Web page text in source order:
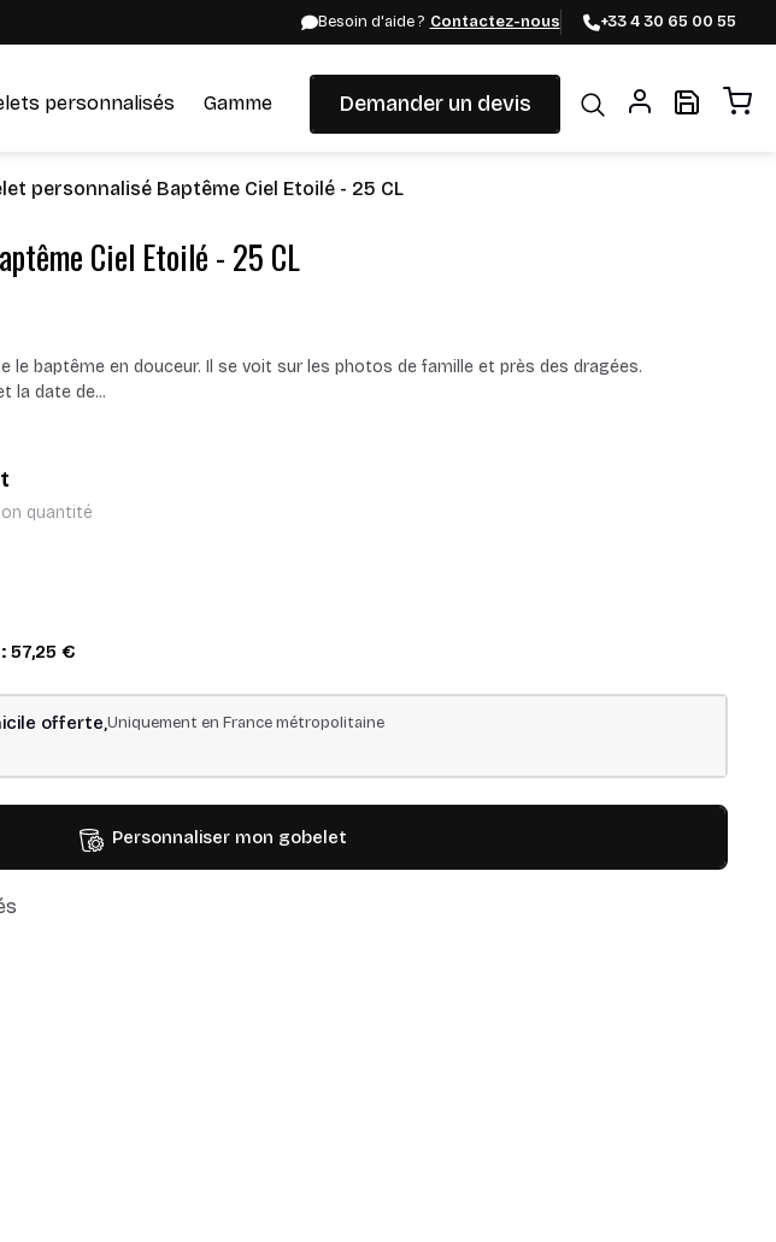
Besoin d'aide ? Contactez-nous +33 4 30 65 00 55
personnalisés Gamme Demander un devis
personnalisé Baptême Ciel Etoilé - 25 CL
Ciel Etoilé - 25 CL
le baptême en douceur. Il se voit sur les photos de famille et près des dragées.
la date de...
quantité
57,25 €
offerte,Uniquement en France métropolitaine
Personnaliser mon gobelet